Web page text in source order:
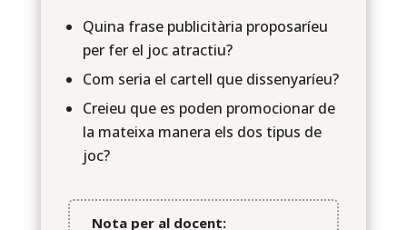
Quina frase publicitària proposaríeu
per fer el joc atractiu?
Com seria el cartell que dissenyaríeu?
Creieu que es poden promocionar de
la mateixa manera els dos tipus de
joc?
Nota per al docent: